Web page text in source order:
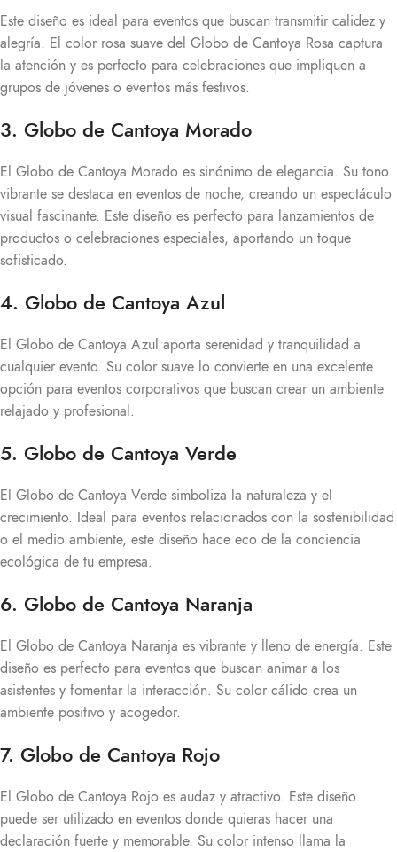
Este diseño es ideal para eventos que buscan transmitir calidez y
alegría. El color rosa suave del Globo de Cantoya Rosa captura
la atención y es perfecto para celebraciones que impliquen a
grupos de jóvenes o eventos más festivos.
3. Globo de Cantoya Morado
El Globo de Cantoya Morado es sinónimo de elegancia. Su tono
vibrante se destaca en eventos de noche, creando un espectáculo
visual fascinante. Este diseño es perfecto para lanzamientos de
productos o celebraciones especiales, aportando un toque
sofisticado.
4. Globo de Cantoya Azul
El Globo de Cantoya Azul aporta serenidad y tranquilidad a
cualquier evento. Su color suave lo convierte en una excelente
opción para eventos corporativos que buscan crear un ambiente
relajado y profesional.
5. Globo de Cantoya Verde
El Globo de Cantoya Verde simboliza la naturaleza y el
crecimiento. Ideal para eventos relacionados con la sostenibilidad
o el medio ambiente, este diseño hace eco de la conciencia
ecológica de tu empresa.
6. Globo de Cantoya Naranja
El Globo de Cantoya Naranja es vibrante y lleno de energía. Este
diseño es perfecto para eventos que buscan animar a los
asistentes y fomentar la interacción. Su color cálido crea un
ambiente positivo y acogedor.
7. Globo de Cantoya Rojo
El Globo de Cantoya Rojo es audaz y atractivo. Este diseño
puede ser utilizado en eventos donde quieras hacer una
declaración fuerte y memorable. Su color intenso llama la